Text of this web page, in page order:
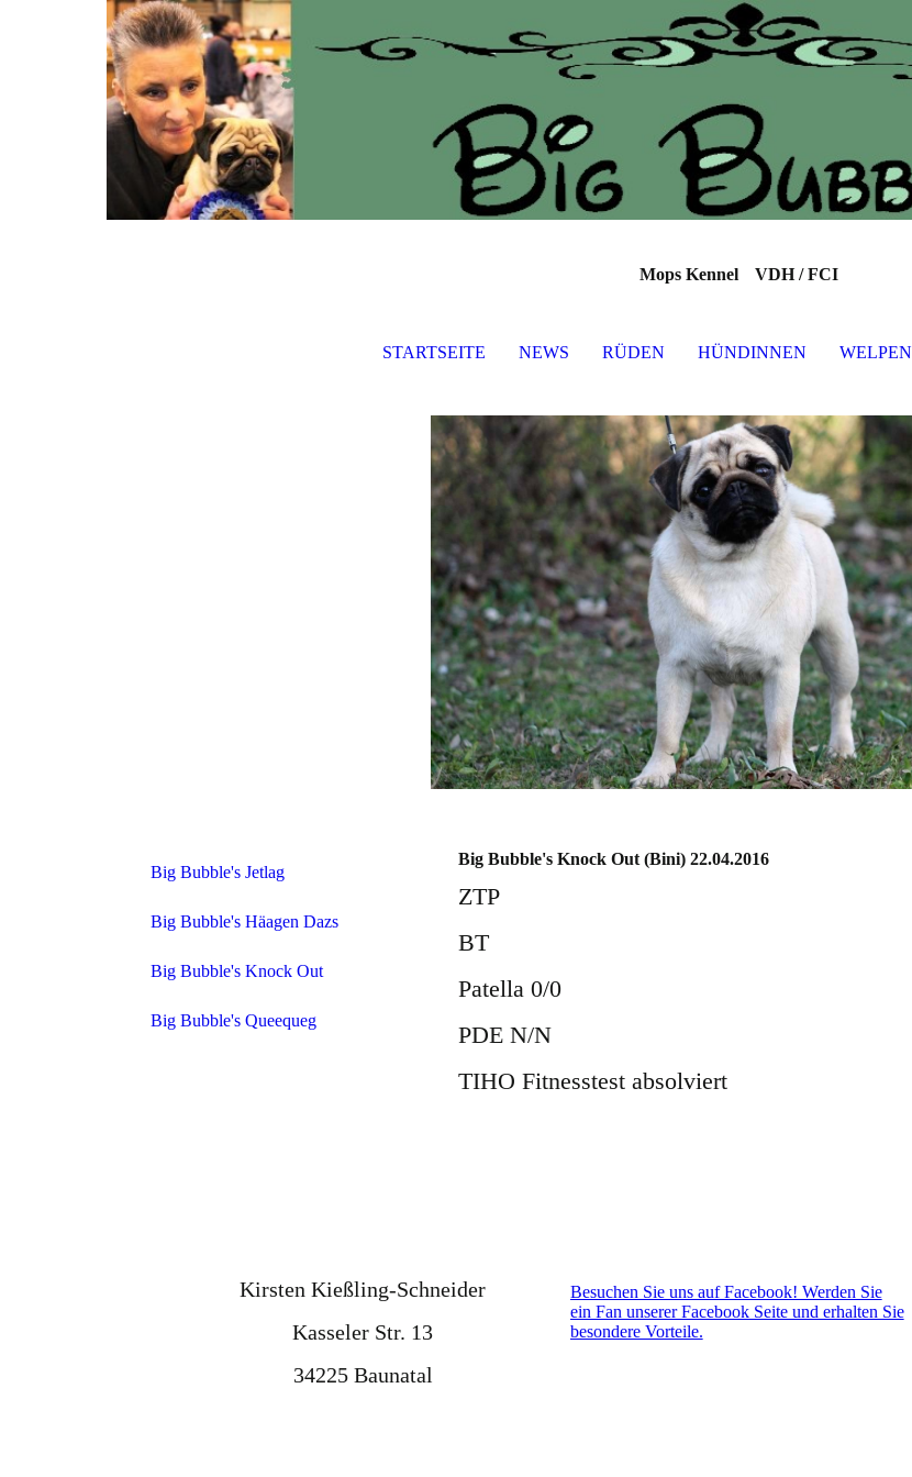
Mops Kennel VDH / FCI
STARTSEITE NEWS RÜDEN HÜNDINNEN WELPEN
Big Bubble's Jetlag
Big Bubble's Häagen Dazs
Big Bubble's Knock Out
Big Bubble's Queequeg
Big Bubble's Knock Out (Bini) 22.04.2016
ZTP
BT
Patella 0/0
PDE N/N
TIHO Fitnesstest absolviert
Kirsten Kießling-Schneider
Kasseler Str. 13
34225 Baunatal
Besuchen Sie uns auf Facebook! Werden Sie
ein Fan unserer Facebook Seite und erhalten Sie
besondere Vorteile.